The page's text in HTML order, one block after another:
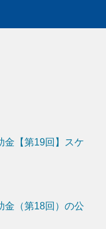
金【第19回】スケ
金（第18回）の公